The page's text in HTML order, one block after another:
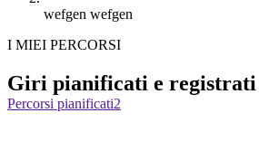
wefgen wefgen
I MIEI PERCORSI
Giri pianificati e registrati
Percorsi pianificati2